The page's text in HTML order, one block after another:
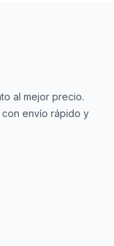
al mejor precio.
con envío rápido y